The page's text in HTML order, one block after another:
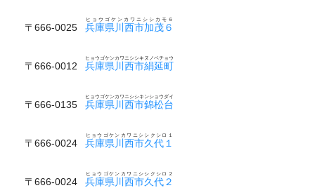
〒666-0025 兵庫県川西市加茂６
ヒョウゴケンカワニシシカモ６
〒666-0012 兵庫県川西市絹延町
ヒョウゴケンカワニシシキヌノベチョウ
〒666-0135 兵庫県川西市錦松台
ヒョウゴケンカワニシシキンショウダイ
〒666-0024 兵庫県川西市久代１
ヒョウゴケンカワニシシクシロ１
〒666-0024 兵庫県川西市久代２
ヒョウゴケンカワニシシクシロ２